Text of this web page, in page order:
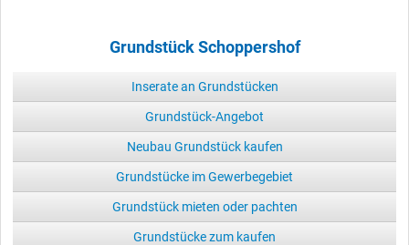
Grundstück Schoppershof
Inserate an Grundstücken
Grundstück-Angebot
Neubau Grundstück kaufen
Grundstücke im Gewerbegebiet
Grundstück mieten oder pachten
Grundstücke zum kaufen